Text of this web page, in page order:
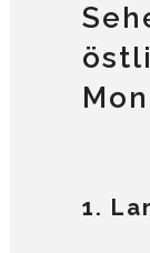
1.